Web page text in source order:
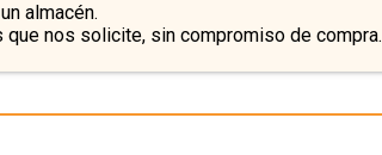
almacén.
nos solicite, sin compromiso de compra.